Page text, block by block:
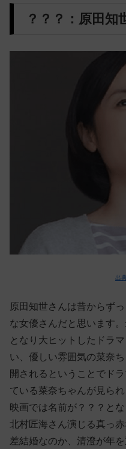
？？？：原田知
出
原田知世さんは昔からず
な女優さんだと思います
となり大ヒットしたドラ
い、優しい雰囲気の菜奈
開されるということでド
ている菜奈ちゃんが見ら
映画では名前が？？？と
北村匠海さん演じる真っ
差結婚なのか、清澄が年